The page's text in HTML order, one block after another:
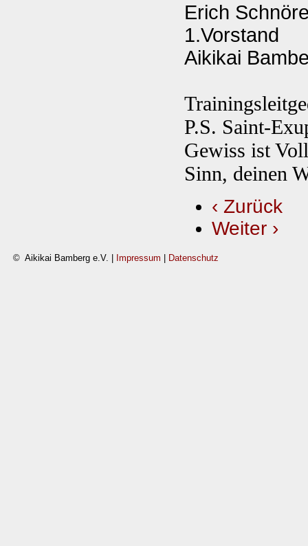
Erich
1.Vorstand
Aikikai
P.S. Saint-
Gewiss ist
Sinn, deinen
‹ Zurück
Weiter ›
© Aikikai Bamberg e.V. | Impressum Datenschutz